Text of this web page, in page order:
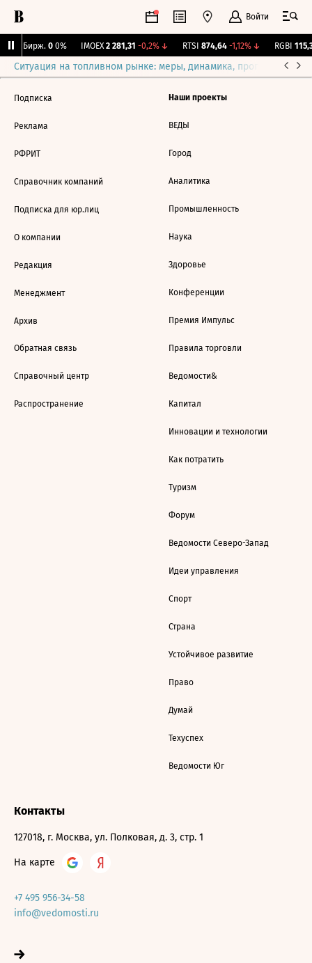
Войти
CNY Бирж. 0 0% IMOEX 2 281,31 -0,2%↓ RTSI 874,64 -1,12%↓ RGBI
Ситуация на топливном рынке: меры, динамика, прогнозы
Подписка
Реклама
РФРИТ
Справочник компаний
Подписка для юр.лиц
О компании
Редакция
Менеджмент
Архив
Обратная связь
Справочный центр
Распространение
Наши проекты
ВЕДЫ
Город
Аналитика
Промышленность
Наука
Здоровье
Конференции
Премия Импульс
Правила торговли
Ведомости&
Капитал
Инновации и технологии
Как потратить
Туризм
Форум
Ведомости Северо-Запад
Идеи управления
Спорт
Страна
Устойчивое развитие
Право
Думай
Техуспех
Ведомости Юг
Контакты
127018, г. Москва, ул. Полковая, д. 3, стр. 1
На карте
+7 495 956-34-58
info@vedomosti.ru